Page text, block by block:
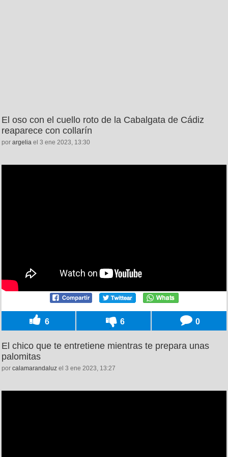
El oso con el cuello roto de la Cabalgata de Cádiz
reaparece con collarín
por argelia el 3 ene 2023, 13:30
6 6 0
El chico que te entretiene mientras te prepara unas
palomitas
por calamarandaluz el 3 ene 2023, 13:27